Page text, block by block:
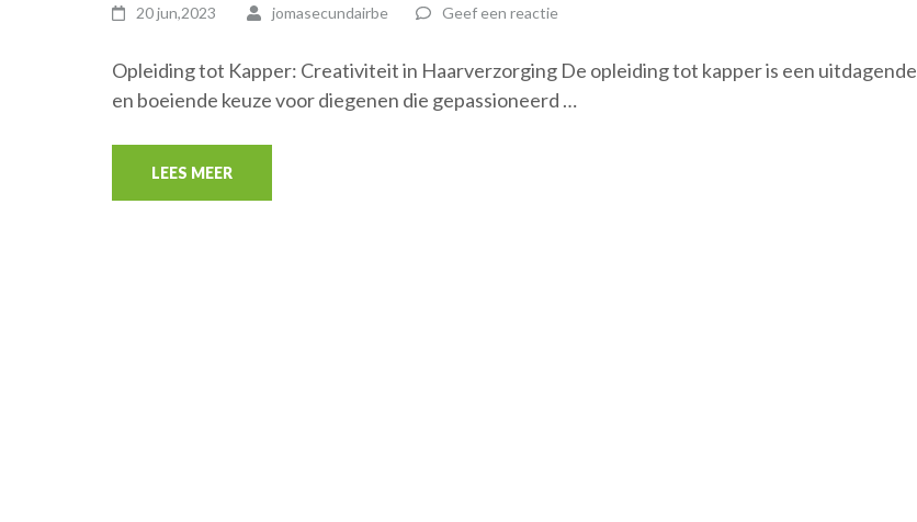
20 jun,2023 jomasecundairbe Geef een reactie
Opleiding tot Kapper: Creativiteit in Haarverzorging De opleiding tot kapper is een uitdagende
en boeiende keuze voor diegenen die gepassioneerd …
LEES MEER